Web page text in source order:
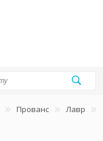
Прованс Лавр